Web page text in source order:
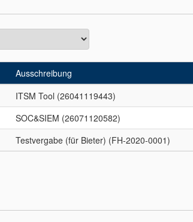
Ausschreibung
ITSM Tool (26041119443)
SOC&SIEM (26071120582)
Testvergabe (für Bieter) (FH-2020-0001)